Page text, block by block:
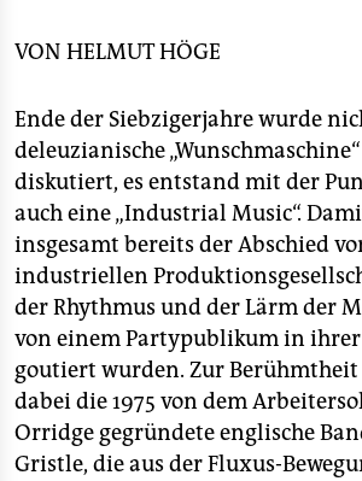
verlag
veranstaltungen
shop
fragen & hilfe
unterstützen
abo
genossenschaft
epaper login
VON HELMUT HÖGE
Ende der Siebzigerjahre wurde
deleuzianische
diskutiert, es entstand mit der
auch eine „Industrial Music“.
insgesamt bereits der Abschied
industriellen
der Rhythmus und der Lärm der
von einem Partypublikum in
goutiert wurden. Zur Berühmtheit
dabei die 1975 von dem
Orridge gegründete englische
Gristle, die aus der Fluxus-